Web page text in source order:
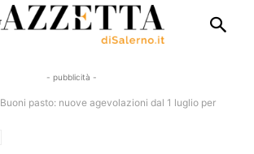
- pubblicità -
Buoni pasto: nuove agevolazioni dal 1 luglio per